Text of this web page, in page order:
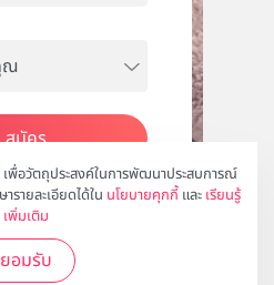
พื่อวัตถุประสงค์ในการพัฒนาประสบการณ์
รายละเอียดได้ใน นโยบายคุกกี้ และ เรียนรู้
เพิ่มเติม
ยอมรับ
สมัคร
มเราได้ที่